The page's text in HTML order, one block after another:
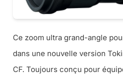
Ce zoom ultra grand-angle
dans une nouvelle version
CF. Toujours conçu pour